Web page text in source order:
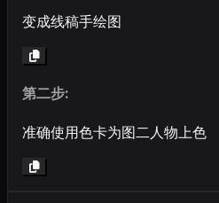
变成线稿手绘图
第二步:
准确使用色卡为图二人物上色